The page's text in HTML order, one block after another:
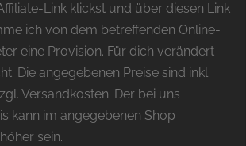
Link klickst und über diesen Link
ich von dem betreffenden Online-
eine Provision. Für dich verändert
Die angegebenen Preise sind inkl.
Versandkosten. Der bei uns
kann im angegebenen Shop
sein.